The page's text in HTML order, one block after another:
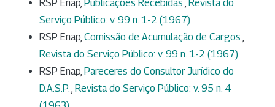
RSP Enap, Publicações Recebidas , Revista do
Serviço Público: v. 99 n. 1-2 (1967)
RSP Enap, Comissão de Acumulação de Cargos ,
Revista do Serviço Público: v. 99 n. 1-2 (1967)
RSP Enap, Pareceres do Consultor Jurídico do
D.A.S.P., Revista do Serviço Público: v. 95 n. 4